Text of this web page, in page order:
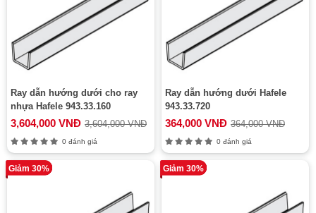
Ray dẫn hướng dưới cho ray
nhựa Hafele 943.33.160
3,604,000 VNĐ 3,604,000 VNĐ
0 đánh giá
Ray dẫn hướng dưới Hafele
943.33.720
364,000 VNĐ 364,000 VNĐ
0 đánh giá
Giảm 30% Giảm 30%